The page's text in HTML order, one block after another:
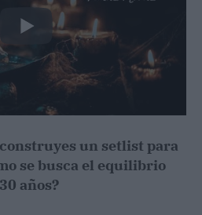
un setlist para
se busca el equilibrio
años?